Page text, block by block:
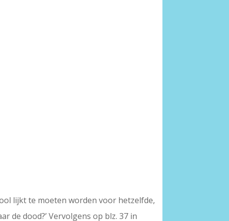
lijkt te moeten worden voor hetzelfde,
de dood?’ Vervolgens op blz. 37 in